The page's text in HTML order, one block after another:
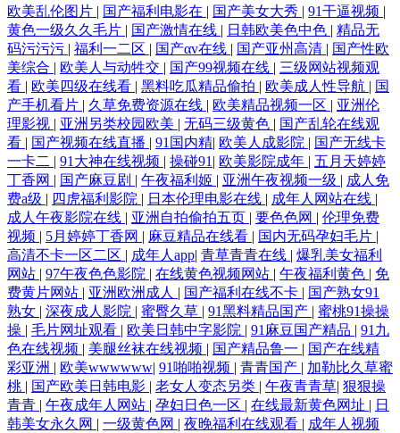
欧美乱伦图片 | 国产福利电影在 | 国产美女大秀 | 91干逼视频 |
黄色一级久久毛片 | 国产激情在线 | 日韩欧美色中色 | 精品无
码污污污 | 福利一二区 | 国产αv在线 | 国产亚州高清 | 国产性欧
美综合 | 欧美人与动牲交 | 国产99视频在线 | 三级网站视频观
看 | 欧美四级在线看 | 黑料吃瓜精品偷拍 | 欧美成人性导航 | 国
产手机看片 | 久草免费资源在线 | 欧美精品视频一区 | 亚洲伦
理影视 | 亚洲另类校园欧美 | 无码三级黄色 | 国产乱轮在线观
看 | 国产视频在线直播 | 91国内精| 欧美人成影院 | 国产无线卡
一卡二 | 91大神在线视频 | 操碰91 | 欧美影院成年 | 五月天婷婷
丁香网 | 国产麻豆剧 | 午夜福利姬 | 亚洲午夜视频一级 | 成人免
费a级 | 四虎福利影院 | 日本伦理电影在线 | 成年人网站在线 |
成人午夜影院在线 | 亚洲自拍偷拍五页 | 要色色网 | 伦理免费
视频 | 5月婷婷丁香网 | 麻豆精品在线看 | 国内无码孕妇毛片 |
高清不卡一区二区 | 成年人app| 青草青青在线 | 爆乳美女福利
网站 | 97午夜色色影院 | 在线黄色视频网站 | 午夜福利黄色 | 免
费黄片网站 | 亚洲欧洲成人 | 国产福利在线不卡 | 国产熟女91
熟女 | 深夜成人影院 | 蜜臀久草 | 91黑料精品国产 | 蜜桃91操操
操 | 毛片网址观看 | 欧美日韩中字影院 | 91麻豆国产精品 | 91九
色在线视频 | 美腿丝袜在线视频 | 国产精品鲁一 | 国产在线精
彩亚洲 | 欧美wwwwww| 91啪啪视频 | 青青国产 | 加勒比久草蜜
桃 | 国产欧美日韩电影 | 老女人变态另类 | 午夜青青草| 狠狠操
青青 | 午夜成年人网站 | 孕妇日色一区 | 在线最新黄色网址 | 日
韩美女永久网 | 一级黄色网 | 夜晚福利在线观看 | 成年人视频